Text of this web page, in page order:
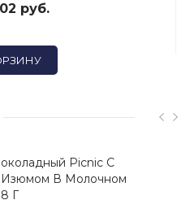
руб.
Picnic С
В Молочном
Г